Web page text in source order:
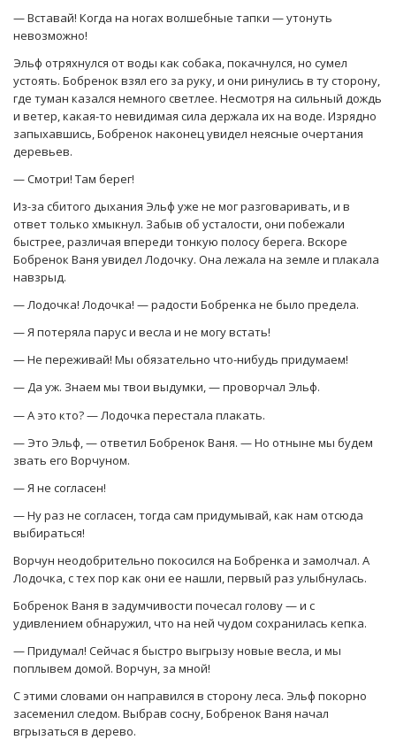
— Вставай! Когда на ногах волшебные тапки — утонуть
невозможно!
Эльф отряхнулся от воды как собака, покачнулся, но сумел
устоять. Бобренок взял его за руку, и они ринулись в ту сторону,
где туман казался немного светлее. Несмотря на сильный дождь
и ветер, какая-то невидимая сила держала их на воде. Изрядно
запыхавшись, Бобренок наконец увидел неясные очертания
деревьев.
— Смотри! Там берег!
Из-за сбитого дыхания Эльф уже не мог разговаривать, и в
ответ только хмыкнул. Забыв об усталости, они побежали
быстрее, различая впереди тонкую полосу берега. Вскоре
Бобренок Ваня увидел Лодочку. Она лежала на земле и плакала
навзрыд.
— Лодочка! Лодочка! — радости Бобренка не было предела.
— Я потеряла парус и весла и не могу встать!
— Не переживай! Мы обязательно что-нибудь придумаем!
— Да уж. Знаем мы твои выдумки, — проворчал Эльф.
— А это кто? — Лодочка перестала плакать.
— Это Эльф, — ответил Бобренок Ваня. — Но отныне мы будем
звать его Ворчуном.
— Я не согласен!
— Ну раз не согласен, тогда сам придумывай, как нам отсюда
выбираться!
Ворчун неодобрительно покосился на Бобренка и замолчал. А
Лодочка, с тех пор как они ее нашли, первый раз улыбнулась.
Бобренок Ваня в задумчивости почесал голову — и с
удивлением обнаружил, что на ней чудом сохранилась кепка.
— Придумал! Сейчас я быстро выгрызу новые весла, и мы
поплывем домой. Ворчун, за мной!
С этими словами он направился в сторону леса. Эльф покорно
засеменил следом. Выбрав сосну, Бобренок Ваня начал
вгрызаться в дерево.